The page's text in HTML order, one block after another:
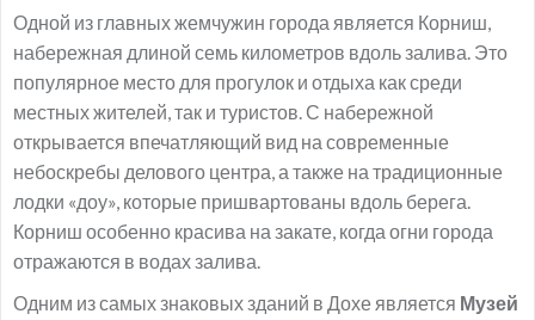
Одной из главных жемчужин города является Корниш,
набережная длиной семь километров вдоль залива. Это
популярное место для прогулок и отдыха как среди
местных жителей, так и туристов. С набережной
открывается впечатляющий вид на современные
небоскребы делового центра, а также на традиционные
лодки «доу», которые пришвартованы вдоль берега.
Корниш особенно красива на закате, когда огни города
отражаются в водах залива.
Одним из самых знаковых зданий в Дохе является Музей